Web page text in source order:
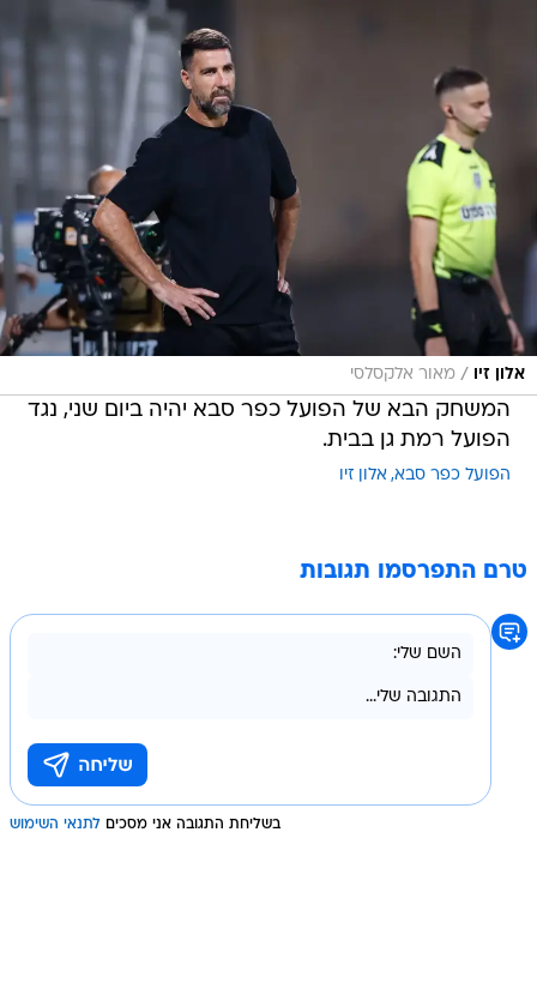
אלון זיו / מאור אלקסלסי
המשחק הבא של הפועל כפר סבא יהיה ביום שני, נגד
הפועל רמת גן בבית.
הפועל כפר סבא אלון זיו
טרם התפרסמו תגובות
בשליחת התגובה אני מסכים לתנאי השימוש